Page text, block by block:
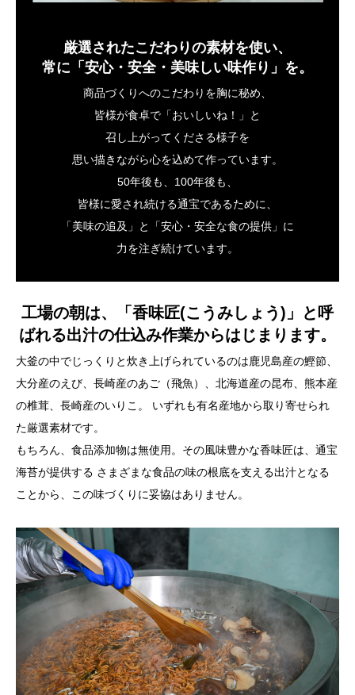
厳選されたこだわりの素材を使い、
常に「安心・安全・美味しい味作り」を。
商品づくりへのこだわりを胸に秘め、
皆様が食卓で「おいしいね！」と
召し上がってくださる様子を
思い描きながら心を込めて作っています。
50年後も、100年後も、
皆様に愛され続ける通宝であるために、
「美味の追及」と「安心・安全な食の提供」に
力を注ぎ続けています。
工場の朝は、「香味匠(こうみしょう)」と呼
ばれる出汁の仕込み作業からはじまります。
大釜の中でじっくりと炊き上げられているのは鹿児島産の鰹節、
大分産のえび、長崎産のあご（飛魚）、北海道産の昆布、熊本産
の椎茸、長崎産のいりこ。 いずれも有名産地から取り寄せられ
た厳選素材です。
もちろん、食品添加物は無使用。その風味豊かな香味匠は、通宝
海苔が提供する さまざまな食品の味の根底を支える出汁となる
ことから、この味づくりに妥協はありません。